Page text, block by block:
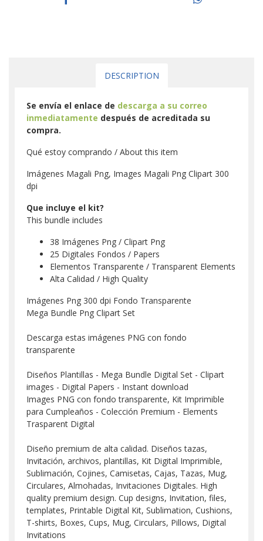
DESCRIPTION
Se envía el enlace de descarga a su correo
inmediatamente después de acreditada su
compra.
Qué estoy comprando / About this item
Imágenes Magali Png, Images Magali Png Clipart 300
dpi
Que incluye el kit?
This bundle includes
38 Imágenes Png / Clipart Png
25 Digitales Fondos / Papers
Elementos Transparente / Transparent Elements
Alta Calidad / High Quality
Imágenes Png 300 dpi Fondo Transparente
Mega Bundle Png Clipart Set
Descarga estas imágenes PNG con fondo
transparente
Diseños Plantillas - Mega Bundle Digital Set - Clipart
images - Digital Papers - Instant download
Images PNG con fondo transparente, Kit Imprimible
para Cumpleaños - Colección Premium - Elements
Trasparent Digital
Diseño premium de alta calidad. Diseños tazas,
Invitación, archivos, plantillas, Kit Digital Imprimible,
Sublimación, Cojines, Camisetas, Cajas, Tazas, Mug,
Circulares, Almohadas, Invitaciones Digitales. High
quality premium design. Cup designs, Invitation, files,
templates, Printable Digital Kit, Sublimation, Cushions,
T-shirts, Boxes, Cups, Mug, Circulars, Pillows, Digital
Invitations